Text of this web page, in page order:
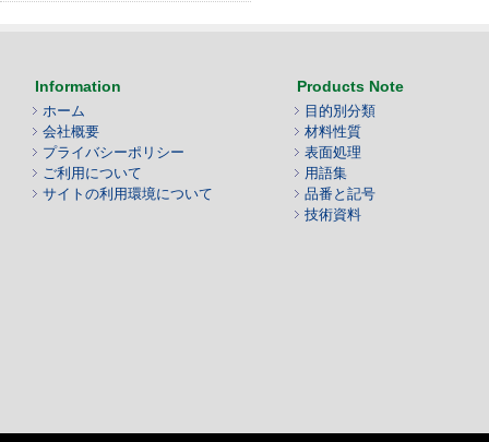
Information
ホーム
会社概要
プライバシーポリシー
ご利用について
サイトの利用環境について
Products Note
目的別分類
材料性質
表面処理
用語集
品番と記号
技術資料